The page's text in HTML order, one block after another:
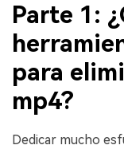
Parte 1:
para
mp4?
Dedicar mucho